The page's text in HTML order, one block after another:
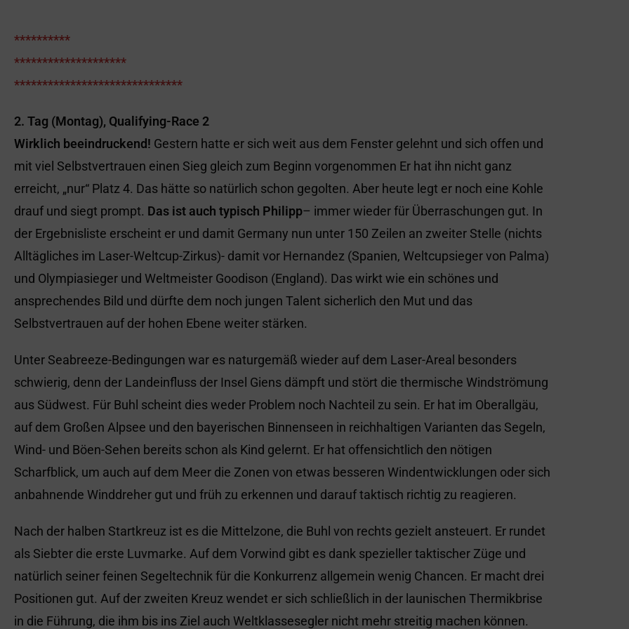
**********
********************
******************************
2. Tag (Montag), Qualifying-Race 2
Wirklich beeindruckend! Gestern hatte er sich weit aus dem Fenster gelehnt und sich offen und
mit viel Selbstvertrauen einen Sieg gleich zum Beginn vorgenommen Er hat ihn nicht ganz
erreicht, „nur“ Platz 4. Das hätte so natürlich schon gegolten. Aber heute legt er noch eine Kohle
drauf und siegt prompt. Das ist auch typisch Philipp– immer wieder für Überraschungen gut. In
der Ergebnisliste erscheint er und damit Germany nun unter 150 Zeilen an zweiter Stelle (nichts
Alltägliches im Laser-Weltcup-Zirkus)- damit vor Hernandez (Spanien, Weltcupsieger von Palma)
und Olympiasieger und Weltmeister Goodison (England). Das wirkt wie ein schönes und
ansprechendes Bild und dürfte dem noch jungen Talent sicherlich den Mut und das
Selbstvertrauen auf der hohen Ebene weiter stärken.
Unter Seabreeze-Bedingungen war es naturgemäß wieder auf dem Laser-Areal besonders
schwierig, denn der Landeinfluss der Insel Giens dämpft und stört die thermische Windströmung
aus Südwest. Für Buhl scheint dies weder Problem noch Nachteil zu sein. Er hat im Oberallgäu,
auf dem Großen Alpsee und den bayerischen Binnenseen in reichhaltigen Varianten das Segeln,
Wind- und Böen-Sehen bereits schon als Kind gelernt. Er hat offensichtlich den nötigen
Scharfblick, um auch auf dem Meer die Zonen von etwas besseren Windentwicklungen oder sich
anbahnende Winddreher gut und früh zu erkennen und darauf taktisch richtig zu reagieren.
Nach der halben Startkreuz ist es die Mittelzone, die Buhl von rechts gezielt ansteuert. Er rundet
als Siebter die erste Luvmarke. Auf dem Vorwind gibt es dank spezieller taktischer Züge und
natürlich seiner feinen Segeltechnik für die Konkurrenz allgemein wenig Chancen. Er macht drei
Positionen gut. Auf der zweiten Kreuz wendet er sich schließlich in der launischen Thermikbrise
in die Führung, die ihm bis ins Ziel auch Weltklassesegler nicht mehr streitig machen können.